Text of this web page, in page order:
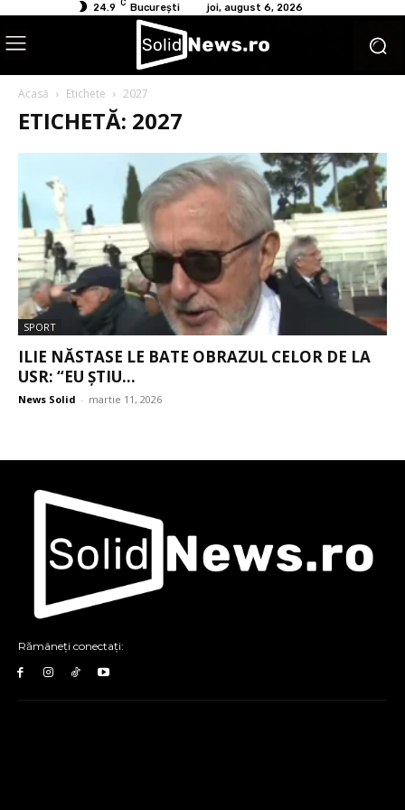
24.9 C București joi, august 6, 2026
Acasă Etichete 2027
ETICHETĂ: 2027
SPORT
ILIE NĂSTASE LE BATE OBRAZUL CELOR DE LA
USR: “EU ȘTIU...
News Solid - martie 11, 2026
Rămâneți conectați: